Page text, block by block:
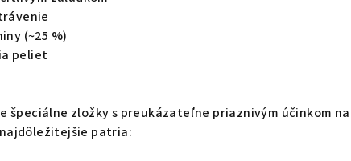
(~25 %)
peliet
špeciálne zložky s preukázateľne priaznivým účinkom na
patria: